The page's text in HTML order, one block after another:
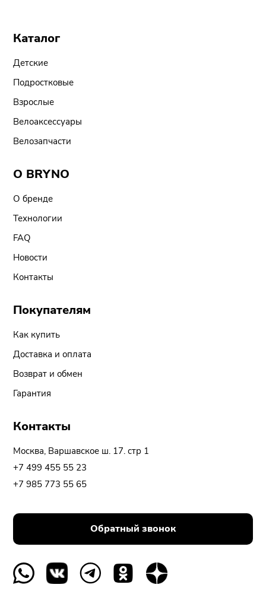
Каталог
Детские
Подростковые
Взрослые
Велоаксессуары
Велозапчасти
О BRYNO
О бренде
Технологии
FAQ
Новости
Контакты
Покупателям
Как купить
Доставка и оплата
Возврат и обмен
Гарантия
Контакты
Москва, Варшавское ш. 17. стр 1
+7 499 455 55 23
+7 985 773 55 65
Обратный звонок